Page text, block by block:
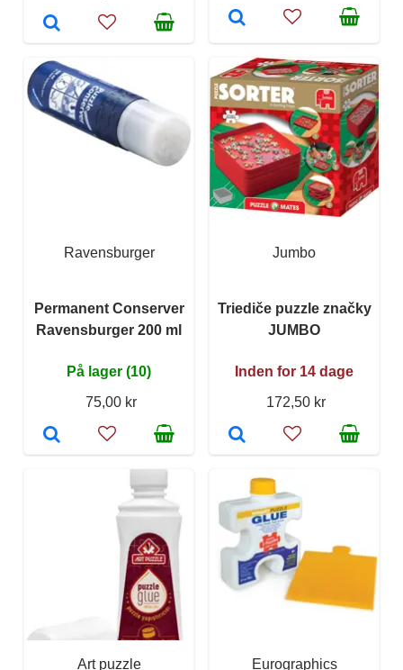
Ravensburger
Permanent Conserver
Ravensburger 200 ml
På lager (10)
75,00 kr
Jumbo
Triediče puzzle značky
JUMBO
Inden for 14 dage
172,50 kr
Art puzzle Eurographics